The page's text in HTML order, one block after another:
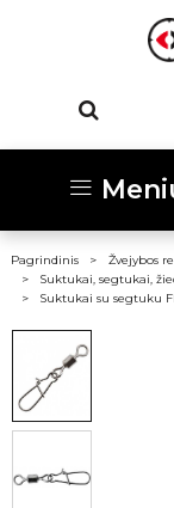
Pagrindinis Žvejybos
Suktukai, segtukai,
Suktukai su segtuku